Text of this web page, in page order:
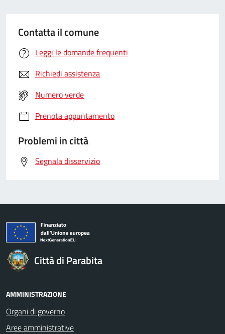
Contatta il comune
Leggi le domande frequenti
Richiedi assistenza
Numero verde
Prenota appuntamento
Problemi in città
Segnala disservizio
Città di Parabita
AMMINISTRAZIONE
Organi di governo
Aree amministrative